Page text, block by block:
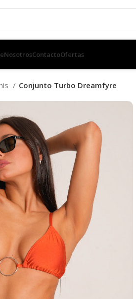
NosotrosContactoOfertas
Conjunto Turbo Dreamfyre